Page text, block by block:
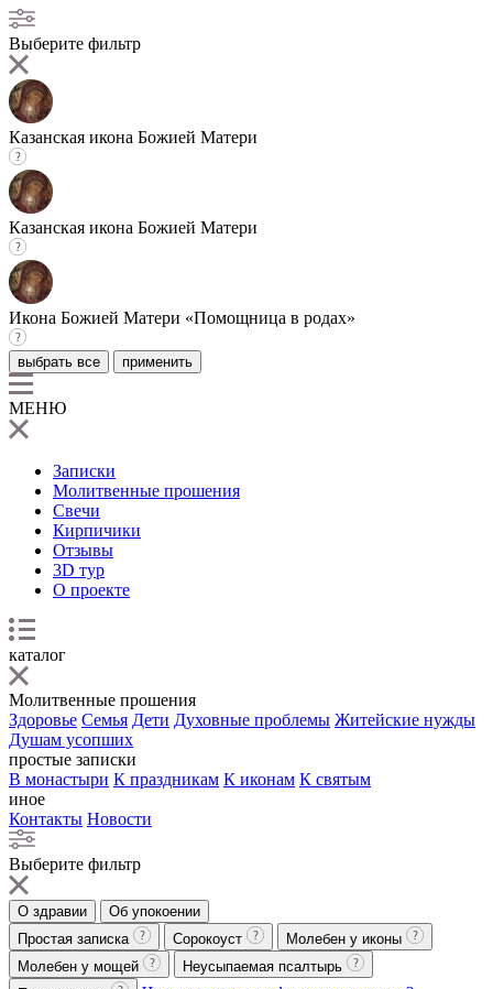
Выберите фильтр
Казанская икона Божией Матери
Казанская икона Божией Матери
Икона Божией Матери «Помощница в родах»
выбрать все применить
МЕНЮ
Записки
Молитвенные прошения
Свечи
Кирпичики
Отзывы
3D тур
О проекте
каталог
Молитвенные прошения
Здоровье Семья Дети Духовные проблемы Житейские нужды
Душам усопших
простые записки
В монастыри К праздникам К иконам К святым
иное
Контакты Новости
Выберите фильтр
О здравии
Об упокоении
Простая записка
Сорокоуст
Молебен у иконы
Молебен у мощей
Неусыпаемая псалтырь